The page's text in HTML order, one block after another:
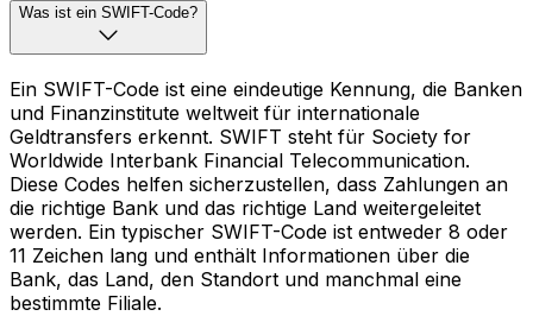
Was ist ein SWIFT-Code?
Ein SWIFT-Code ist eine eindeutige Kennung, die Banken
und Finanzinstitute weltweit für internationale
Geldtransfers erkennt. SWIFT steht für Society for
Worldwide Interbank Financial Telecommunication.
Diese Codes helfen sicherzustellen, dass Zahlungen an
die richtige Bank und das richtige Land weitergeleitet
werden. Ein typischer SWIFT-Code ist entweder 8 oder
11 Zeichen lang und enthält Informationen über die
Bank, das Land, den Standort und manchmal eine
bestimmte Filiale.